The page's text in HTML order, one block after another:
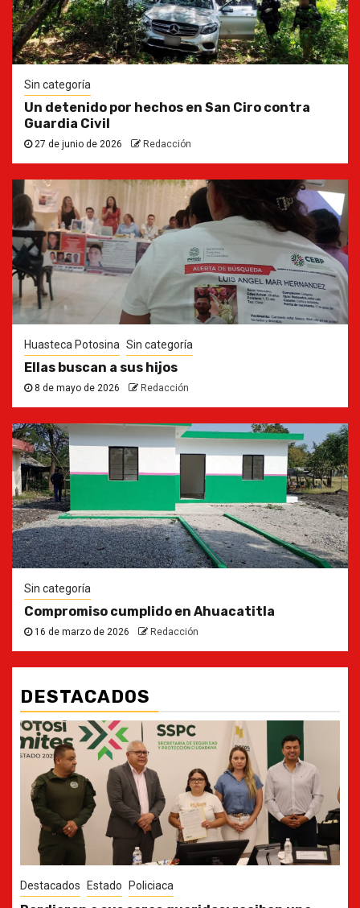
Sin categoría
Un detenido por hechos en San Ciro contra
Guardia Civil
27 de junio de 2026 Redacción
Huasteca Potosina Sin categoría
Ellas buscan a sus hijos
8 de mayo de 2026 Redacción
Sin categoría
Compromiso cumplido en Ahuacatitla
16 de marzo de 2026 Redacción
DESTACADOS
Destacados Estado